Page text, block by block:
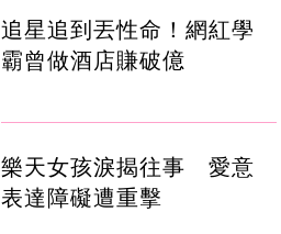
追星追到丟性命！網紅學
霸曾做酒店賺破億
樂天女孩淚揭往事 愛意
表達障礙遭重擊